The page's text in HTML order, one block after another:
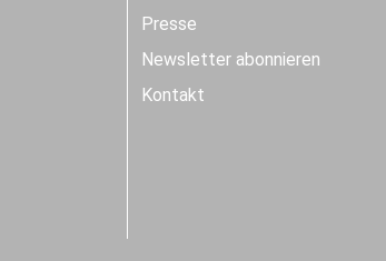
Presse
Newsletter abonnieren
Kontakt